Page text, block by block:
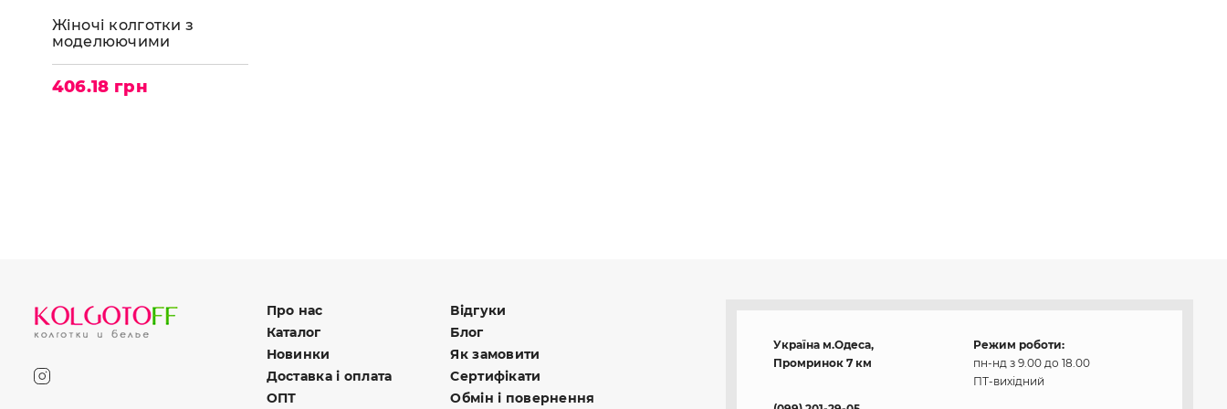
Жіночі колготки з
моделюючими
406.18 грн
Про нас
Каталог
Новинки
Доставка і оплата
ОПТ
Відгуки
Блог
Як замовити
Сертифікати
Обмін і повернення
Україна м.Одеса,
Промринок 7 км
Режим роботи:
пн-нд з 9.00 до 18.00
ПТ-вихідний